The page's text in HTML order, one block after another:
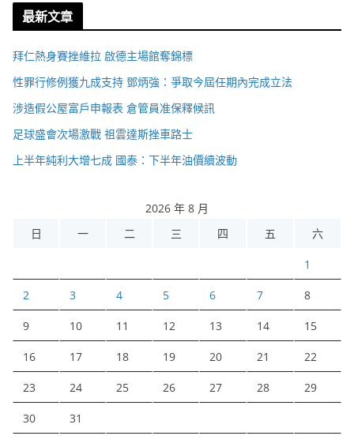
最新文章
拜仁熱身賽挫維拉 啟德主場館奪錦標
性罪行修例獲九成支持 鄧炳強：爭取今屆任期內完成立法
涉造假公屋富戶申報表 倉管員准保釋候訊
足球盛會次場激戰 祖雲達斯挫車路士
上半年純利大增七成 國泰：下半年油價續波動
2026 年 8 月
日
一 二 三 四 五 六
1
2 3 4 5 6 7 8
9 10 11 12 13 14 15
16 17 18 19 20 21 22
23 24 25 26 27 28 29
30 31